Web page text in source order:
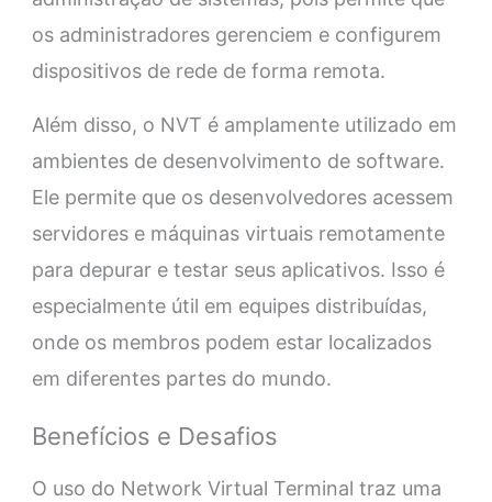
os administradores gerenciem e configurem
dispositivos de rede de forma remota.
Além disso, o NVT é amplamente utilizado em
ambientes de desenvolvimento de software.
Ele permite que os desenvolvedores acessem
servidores e máquinas virtuais remotamente
para depurar e testar seus aplicativos. Isso é
especialmente útil em equipes distribuídas,
onde os membros podem estar localizados
em diferentes partes do mundo.
Benefícios e Desafios
O uso do Network Virtual Terminal traz uma